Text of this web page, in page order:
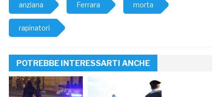
anziana Ferrara morta
rapinatori
POTREBBE INTERESSARTI ANCHE